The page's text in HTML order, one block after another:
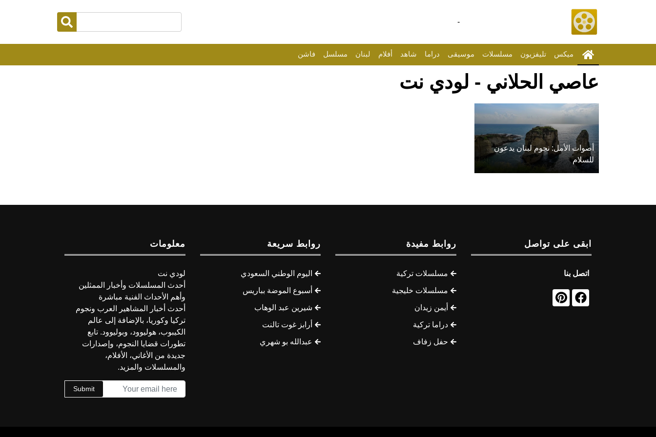
-
ميكس تليفزيون مسلسلات موسيقى دراما شاهد أفلام لبنان مسلسل فاشن
عاصي الحلاني - لودي نت
أصوات الأمل: نجوم لبنان يدعون
للسلام
ابقى على تواصل
اتصل بنا
روابط مفيدة
مسلسلات تركية
مسلسلات خليجية
أيمن زيدان
دراما تركية
حفل زفاف
روابط سريعة
اليوم الوطني السعودي
أسبوع الموضة بباريس
شيرين عبد الوهاب
أرابز غوت تالنت
عبدالله بو شهري
معلومات
لودي نت
أحدث المسلسلات وأخبار الممثلين
وأهم الأحداث الفنية مباشرة
أحدث أخبار المشاهير العرب ونجوم
تركيا وكوريا، بالإضافة إلى عالم
الكيبوب، هوليوود، وبوليوود. تابع
تطورات قضايا النجوم، وإصدارات
جديدة من الأغاني، الأفلام،
والمسلسلات والمزيد.
Submit